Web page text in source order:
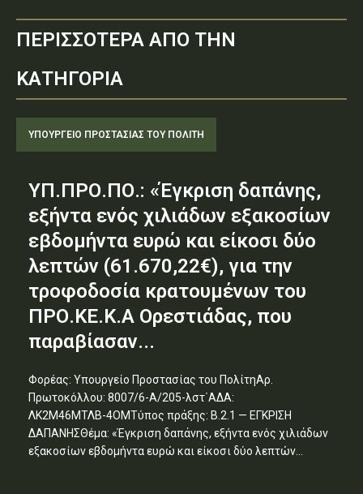
ΠΕΡΙΣΣΟΤΕΡΑ ΑΠΟ ΤΗΝ
ΚΑΤΗΓΟΡΙΑ
ΥΠΟΥΡΓΕΊΟ ΠΡΟΣΤΑΣΊΑΣ ΤΟΥ ΠΟΛΊΤΗ
ΥΠ.ΠΡΟ.ΠΟ.: «Έγκριση δαπάνης,
εξήντα ενός χιλιάδων εξακοσίων
εβδομήντα ευρώ και είκοσι δύο
λεπτών (61.670,22€), για την
τροφοδοσία κρατουμένων του
ΠΡΟ.ΚΕ.Κ.Α Ορεστιάδας, που
παραβίασαν...
Φορέας: Υπουργείο Προστασίας του ΠολίτηΑρ.
Πρωτοκόλλου: 8007/6-Α/205-λστ΄ΑΔΑ:
ΛΚ2Μ46ΜΤΛΒ-4ΟΜΤύπος πράξης: Β.2.1 — ΕΓΚΡΙΣΗ
ΔΑΠΑΝΗΣΘέμα: «Έγκριση δαπάνης, εξήντα ενός χιλιάδων
εξακοσίων εβδομήντα ευρώ και είκοσι δύο λεπτών...